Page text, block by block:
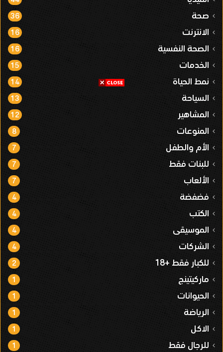
صحة 36
الانترنت 16
الصحة النفسية 16
الخدمات 15
نمط الحياة 14
السياحة 13
المشاهير 12
المنوعات 8
الأم والطفل 7
للبنات فقط 7
الألعاب 7
فضفضة 4
الكتب 4
الموسيقى 4
الشركات 4
للكبار فقط +18 2
ماركيتينج 1
الحيوانات 1
الرياضة 1
الاكل 1
للرجال فقط 1